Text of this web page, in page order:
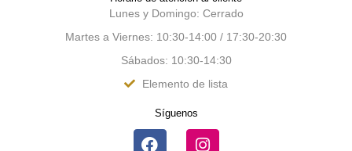
Lunes y Domingo: Cerrado
Martes a Viernes: 10:30-14:00 / 17:30-20:30
Sábados: 10:30-14:30
Elemento de lista
Síguenos